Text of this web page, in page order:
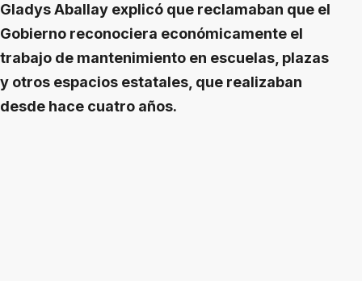
Gladys Aballay explicó que reclamaban que el
Gobierno reconociera económicamente el
trabajo de mantenimiento en escuelas, plazas
y otros espacios estatales, que realizaban
desde hace cuatro años.